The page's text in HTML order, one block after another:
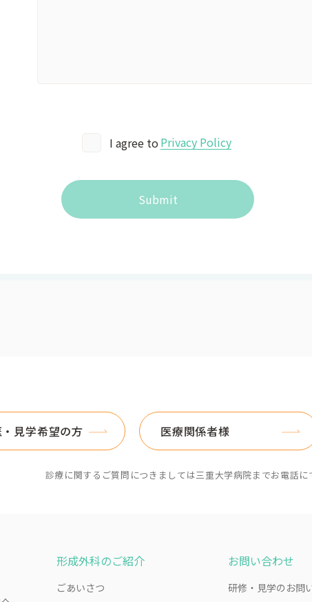
I agree toPrivacy Policy
見学希望の方 医療関係者様
診療に関するご質問につきましては三重大学病院までお電話
形成外科のご紹介
ごあいさつ
お問い合わせ
研修・見学のお問